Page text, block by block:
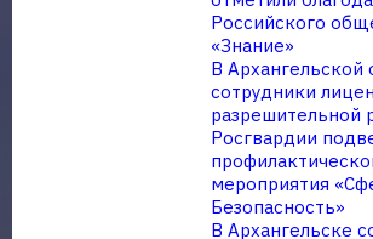
Российского
«Знание»
В Архангельской
сотрудники
разрешительной
Росгвардии
мероприятия
Безопасность»
В Архангельске